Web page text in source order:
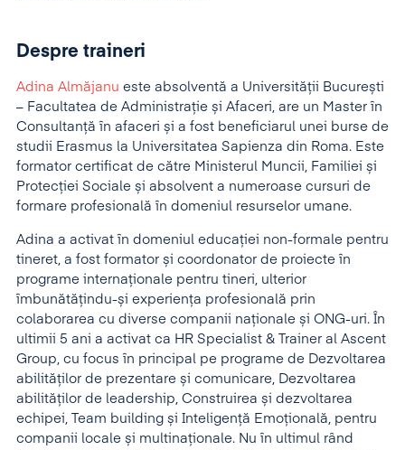
Despre traineri
Adina Almăjanu este absolventă a Universității București
– Facultatea de Administrație și Afaceri, are un Master în
Consultanță în afaceri și a fost beneficiarul unei burse de
studii Erasmus la Universitatea Sapienza din Roma. Este
formator certificat de către Ministerul Muncii, Familiei și
Protecției Sociale și absolvent a numeroase cursuri de
formare profesională în domeniul resurselor umane.
Adina a activat în domeniul educației non-formale pentru
tineret, a fost formator și coordonator de proiecte în
programe internaționale pentru tineri, ulterior
îmbunătățindu-și experiența profesională prin
colaborarea cu diverse companii naționale și ONG-uri. În
ultimii 5 ani a activat ca HR Specialist & Trainer al Ascent
Group, cu focus în principal pe programe de Dezvoltarea
abilităților de prezentare și comunicare, Dezvoltarea
abilităților de leadership, Construirea și dezvoltarea
echipei, Team building și Inteligență Emoțională, pentru
companii locale și multinaționale. Nu în ultimul rând